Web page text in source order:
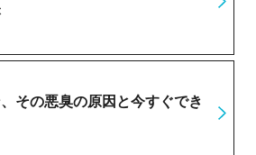
その悪臭の原因と今すぐでき